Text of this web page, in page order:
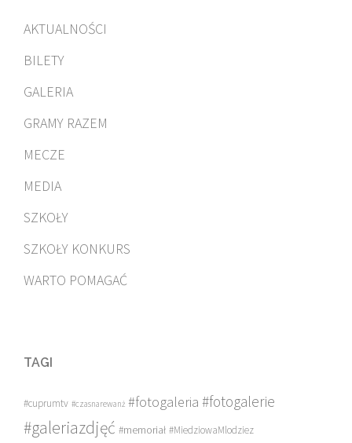
AKTUALNOŚCI
BILETY
GALERIA
GRAMY RAZEM
MECZE
MEDIA
SZKOŁY
SZKOŁY KONKURS
WARTO POMAGAĆ
TAGI
#cuprumtv #czasnarewanż #fotogaleria #fotogalerie
#galeriazdjęć #memoriał #MiedziowaMlodziez